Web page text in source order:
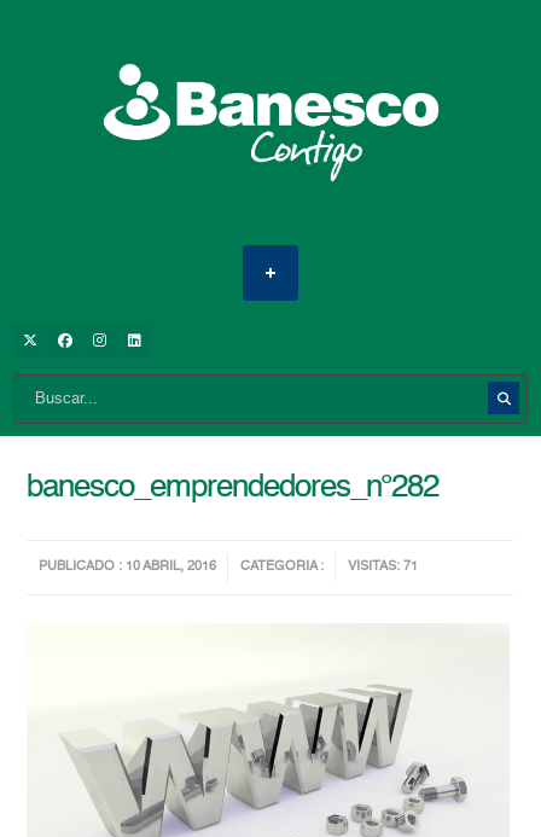
banesco_emprendedores_n°282
PUBLICADO : 10 ABRIL, 2016 CATEGORIA : VISITAS: 71